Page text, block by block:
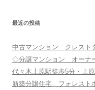
ゲ
ー
シ
ョ
ン
最近の投稿
中古マンション クレス
◇分譲マンション オーナ
代々木上原駅徒歩5分・上
新築分譲住宅 フォレスト